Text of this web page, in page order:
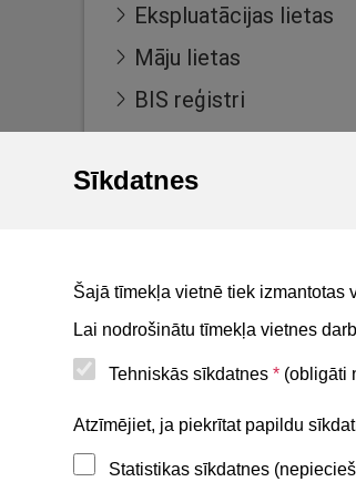
Sīkdatnes
Šajā tīmekļa vietnē tiek izmantotas
Lai nodrošinātu tīmekļa vietnes
Tehniskās sīkdatnes * (obligāti
Atzīmējiet, ja piekrītat papildu
Statistikas sīkdatnes
Ekspluatācijas lietas
Māju lietas
BIS reģistri
BIS mobile lietotne
For non-residents